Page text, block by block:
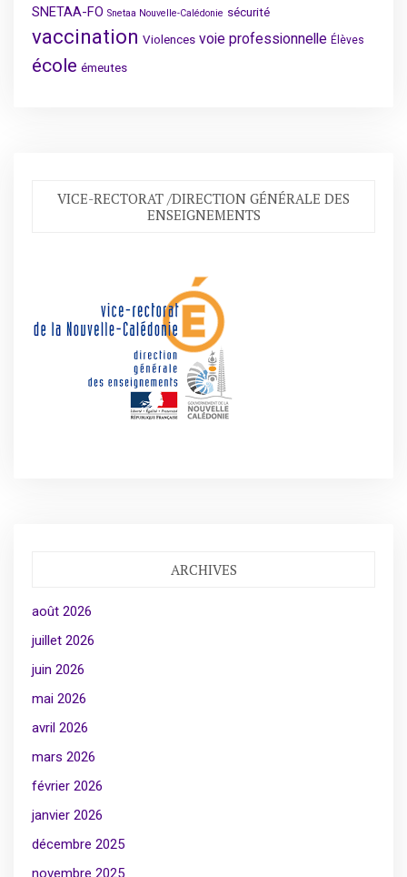
SNETAA-FO Snetaa Nouvelle-Calédonie sécurité
vaccination Violences voie professionnelle Élèves
école émeutes
VICE-RECTORAT /DIRECTION GÉNÉRALE DES
ENSEIGNEMENTS
ARCHIVES
août 2026
juillet 2026
juin 2026
mai 2026
avril 2026
mars 2026
février 2026
janvier 2026
décembre 2025
novembre 2025